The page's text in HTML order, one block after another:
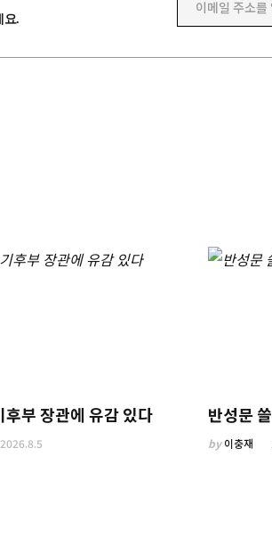
요. 이메일 주소를
부 장관에 유감 있다
2026.8.5
반성문
by이충재